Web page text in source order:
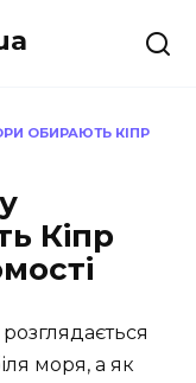
ОБИРАЮТЬ КІПР
Кіпр
моря, а як